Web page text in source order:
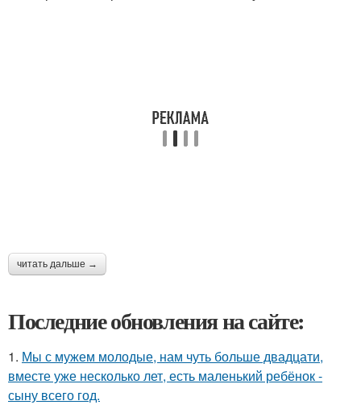
читать дальше →
Последние обновления на сайте:
1. Мы с мужем молодые, нам чуть больше двадцати,
вместе уже несколько лет, есть маленький ребёнок -
сыну всего год.